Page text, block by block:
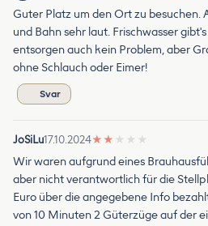
Guter Platz um den Ort zu besuchen.
und Bahn sehr laut. Frischwasser
entsorgen auch kein Problem, aber
ohne Schlauch oder Eimer!
Svar
JoSiLu17.10.2024★ ★ ★ ★ ★
Wir waren aufgrund eines
aber nicht verantwortlich für die
Euro über die angegebene Info
von 10 Minuten 2 Güterzüge auf der